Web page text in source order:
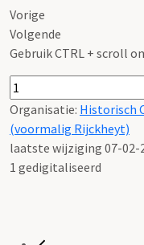
Vorige
Volgende
Gebruik CTRL + scroll
Organisatie: Historisch
(voormalig Rijckheyt)
laatste wijziging 07-02-
1 gedigitaliseerd